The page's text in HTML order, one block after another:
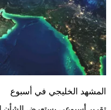
المشهد الخليجي في أسبوع